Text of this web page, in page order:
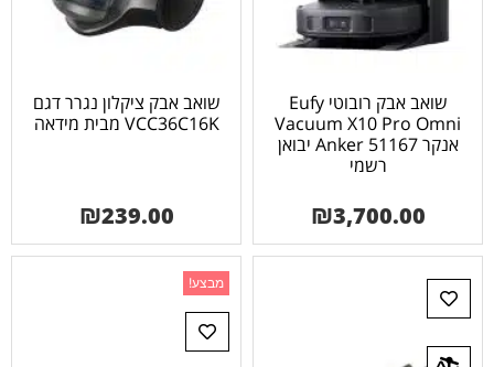
שואב אבק רובוטי Eufy
Vacuum X10 Pro Omni
אנקר Anker 51167 יבואן
רשמי
₪3,700.00
שואב אבק ציקלון נגרר דגם
VCC36C16K מבית מידאה
₪239.00
מבצע!